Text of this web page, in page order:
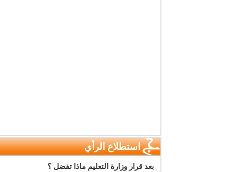
استطلاع الرأي
بعد قرار وزارة التعليم ماذا تفضل ؟